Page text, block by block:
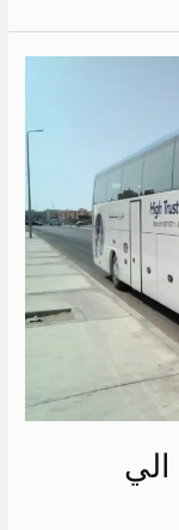
راكب الي